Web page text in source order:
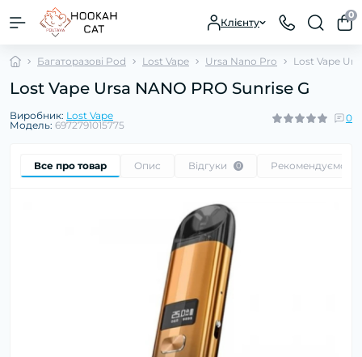
Клієнту
0
Багаторазові Pod Lost Vape Ursa Nano Pro Lost Vape
Lost Vape Ursa NANO PRO Sunrise G
Виробник: Lost Vape
Модель: 6972791015775
0
Все про товар Опис Відгуки 0 Рекомендуємо